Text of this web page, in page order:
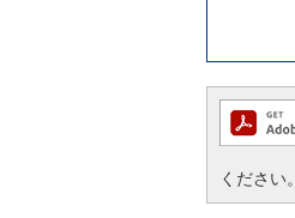
ください。